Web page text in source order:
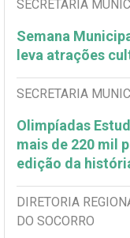
SECRETARIA
Semana
leva atrações
SECRETARIA
Olimpíadas
mais de 220 mil
edição da
DIRETORIA
DO SOCORRO